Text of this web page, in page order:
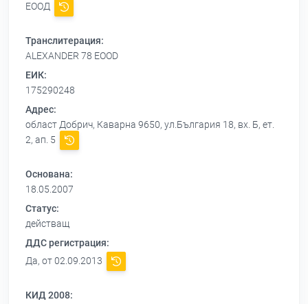
ЕООД
Транслитерация:
ALEXANDER 78 EOOD
ЕИК:
175290248
Адрес:
област Добрич, Каварна 9650, ул.България 18, вх. Б, ет.
2, ап. 5
Основана:
18.05.2007
Статус:
действащ
ДДС регистрация:
Да, от 02.09.2013
КИД 2008: